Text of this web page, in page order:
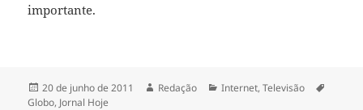
importante.
Publicado
em
20 de junho de 2011 Autor
Redação Categorias
Internet,Televisão
Globo, Jornal Hoje